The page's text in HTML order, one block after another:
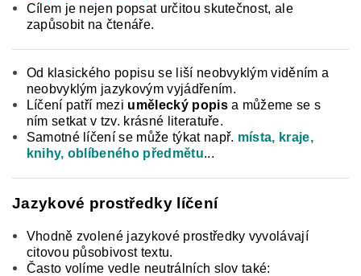
Cílem je nejen popsat určitou skutečnost, ale
zapůsobit na čtenáře.
Od klasického popisu se liší neobvyklým viděním a
neobvyklým jazykovým vyjádřením.
Líčení patří mezi umělecký popisa můžeme se s
ním setkat v tzv. krásné literatuře.
Samotné líčení se může týkat např. místa, kraje,
knihy, oblíbeného předmětu...
Jazykové prostředky líčení
Vhodně zvolené jazykové prostředky vyvolávají
citovou působivost textu.
Často volíme vedle neutrálních slov také: